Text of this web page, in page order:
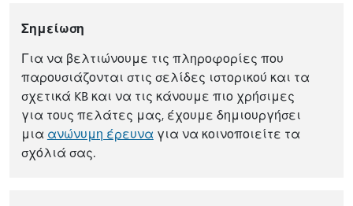
Σημείωση
Για να βελτιώνουμε τις πληροφορίες που
παρουσιάζονται στις σελίδες ιστορικού και τα
σχετικά KB και να τις κάνουμε πιο χρήσιμες
για τους πελάτες μας, έχουμε δημιουργήσει
μια ανώνυμη έρευνα για να κοινοποιείτε τα
σχόλιά σας.